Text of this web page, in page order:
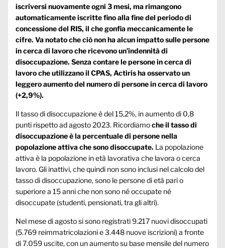
iscriversi nuovamente ogni 3 mesi, ma rimangono
automaticamente iscritte fino alla fine del periodo di
concessione del RIS, il che gonfia meccanicamente le
cifre. Va notato che ciò non ha alcun impatto sulle persone
in cerca di lavoro che ricevono un’indennità di
disoccupazione. Senza contare le persone in cerca di
lavoro che utilizzano il CPAS, Actiris ha osservato un
leggero aumento del numero di persone in cerca di lavoro
(+2,9%).
Il tasso di disoccupazione è del 15,2%, in aumento di 0,8
punti rispetto ad agosto 2023. Ricordiamoche il tasso di
disoccupazione è la percentuale di persone nella
popolazione attiva che sono disoccupate. La popolazione
attiva è la popolazione in età lavorativa che lavora o cerca
lavoro. Gli inattivi, che quindi non sono inclusi nel calcolo del
tasso di disoccupazione, sono le persone di età pari o
superiore a 15 anni che non sono né occupate né
disoccupate (studenti, pensionati, tra gli altri).
Nel mese di agosto si sono registrati 9.217 nuovi disoccupati
(5.769 reimmatricolazioni e 3.448 nuove iscrizioni) a fronte
di 7.059 uscite, con un aumento su base mensile del numero